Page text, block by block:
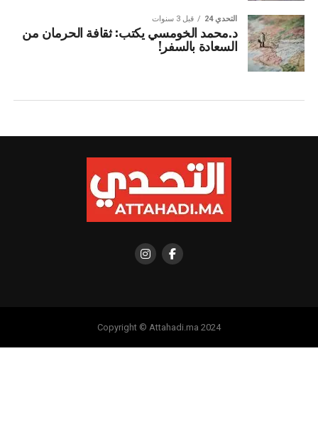
التحدي 24 قبل 3 سنوات
د.محمد الخومسي يكتب: ثقافة الحرمان من
السعادة بالسفر!
Copyright © Attahadi.ma 2024